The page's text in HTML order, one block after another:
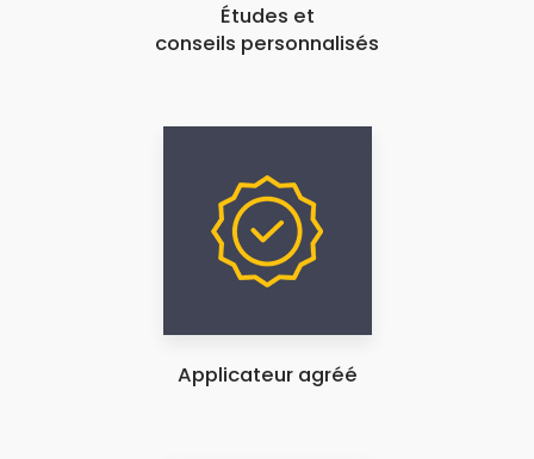
Études et
conseils personnalisés
Applicateur agréé